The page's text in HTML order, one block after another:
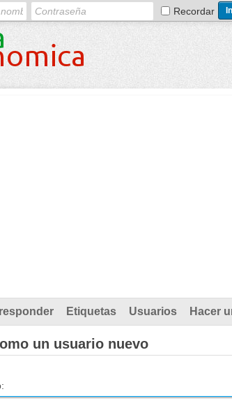
Recordar
Etiquetas Usuarios Hacer
un usuario nuevo